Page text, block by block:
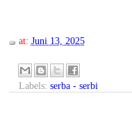
at: Juni 13, 2025
Labels: serba - serbi